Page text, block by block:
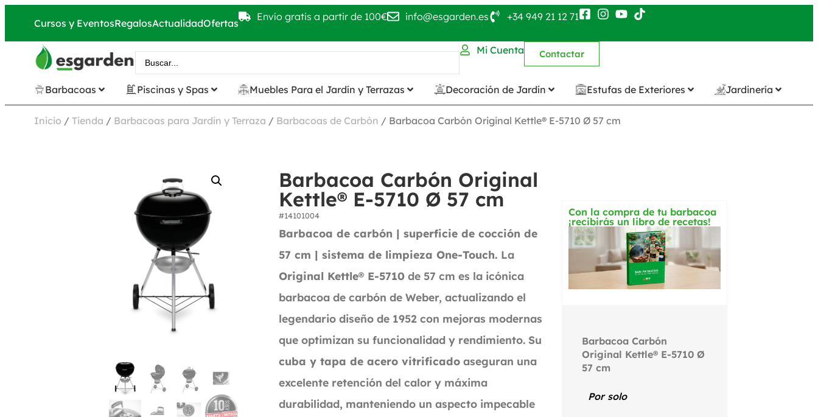
Cursos y EventosRegalosActualidadOfertas
Envío gratis a partir de 100€ info@esgarden.es +34 949 21 12 71
Mi Cuenta Contactar
Barbacoas Piscinas y Spas Muebles Para el Jardín y Terrazas Decoración de Jardín Estufas de Exteriores Jardinería
Inicio / Tienda / Barbacoas para Jardín y Terraza / Barbacoas de Carbón / Barbacoa Carbón Original Kettle® E-5710 Ø 57 cm
Barbacoa Carbón Original
Kettle® E-5710 Ø 57 cm
#14101004
Barbacoa de carbón | superficie de cocción de
57 cm | sistema de limpieza One-Touch. La
Original Kettle® E-5710 de 57 cm es la icónica
barbacoa de carbón de Weber, actualizando el
legendario diseño de 1952 con mejoras modernas
que optimizan su funcionalidad y rendimiento. Su
cuba y tapa de acero vitrificado aseguran una
excelente retención del calor y máxima
durabilidad, manteniendo un aspecto impecable
Con la compra de tu barbacoa
¡recibirás un libro de recetas!
Barbacoa Carbón
Original Kettle® E-5710 Ø
57 cm
Por solo